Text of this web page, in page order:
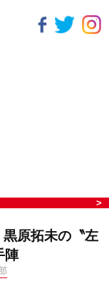
原拓未の〝左
陣